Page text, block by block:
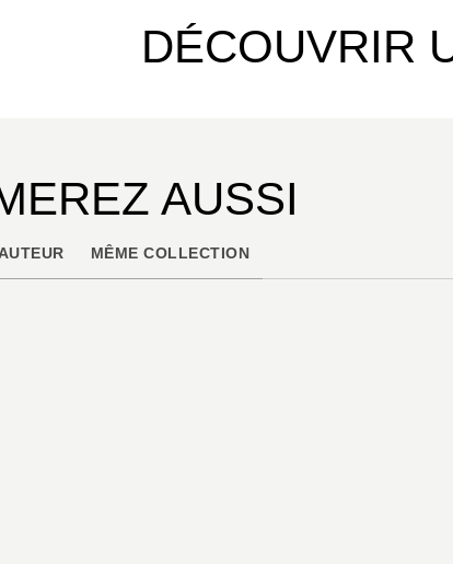
DÉCOUVRIR
AUSSI
MÊME COLLECTION